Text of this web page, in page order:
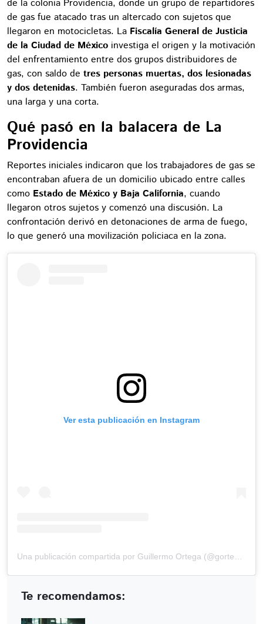
de la colonia Providencia, donde un grupo de repartidores
de gas fue atacado tras un altercado con sujetos que
llegaron en motocicletas. La Fiscalía General de Justicia
de la Ciudad de México investiga el origen y la motivación
del enfrentamiento entre dos grupos distribuidores de
gas, con saldo de tres personas muertas, dos lesionadas
y dos detenidas. También fueron aseguradas dos armas,
una larga y una corta.
Qué pasó en la balacera de La
Providencia
Reportes iniciales indicaron que los trabajadores de gas se
encontraban afuera de un domicilio ubicado entre calles
como Estado de México y Baja California, cuando
llegaron otros sujetos y comenzó una discusión. La
confrontación derivó en detonaciones de arma de fuego,
lo que generó una movilización policiaca en la zona.
Ver esta publicación en Instagram
Te recomendamos: